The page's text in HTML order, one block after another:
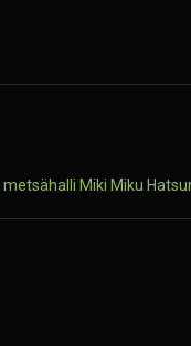
metsähalli Miki Miku